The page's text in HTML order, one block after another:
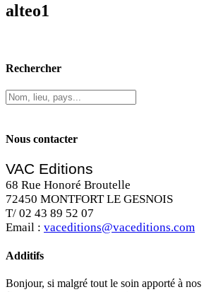
alteo1
Rechercher
Nous contacter
VAC Editions
68 Rue Honoré Broutelle
72450 MONTFORT LE GESNOIS
T/ 02 43 89 52 07
Email : vaceditions@vaceditions.com
Additifs
Bonjour, si malgré tout le soin apporté à nos